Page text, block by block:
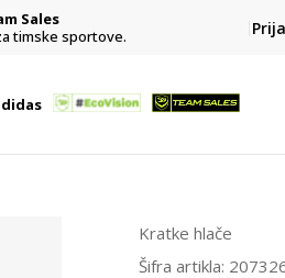
Sales
timske sportove.
Kratke hlače
Šifra artikla: